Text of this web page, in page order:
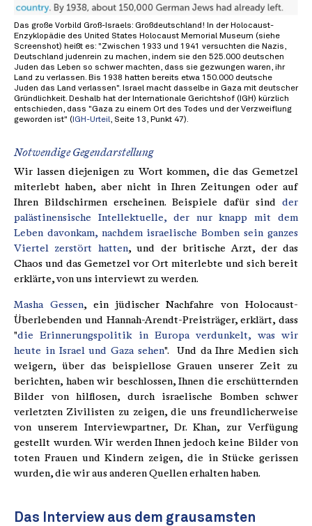
Das große Vorbild Groß-Israels: Großdeutschland! In der Holocaust-
Enzyklopädie des United States Holocaust Memorial Museum (siehe
Screenshot) heißt es: "Zwischen 1933 und 1941 versuchten die Nazis,
Deutschland judenrein zu machen, indem sie den 525.000 deutschen
Juden das Leben so schwer machten, dass sie gezwungen waren, ihr
Land zu verlassen. Bis 1938 hatten bereits etwa 150.000 deutsche
Juden das Land verlassen". Israel macht dasselbe in Gaza mit deutscher
Gründlichkeit. Deshalb hat der Internationale Gerichtshof (IGH) kürzlich
entschieden, dass "Gaza zu einem Ort des Todes und der Verzweiflung
geworden ist" ( IGH-Urteil, Seite 13, Punkt 47).
Notwendige Gegendarstellung
Wir lassen diejenigen zu Wort kommen, die das Gemetzel
miterlebt haben, aber nicht in Ihren Zeitungen oder auf
Ihren Bildschirmen erscheinen. Beispiele dafür sind der
palästinensische Intellektuelle, der nur knapp mit dem
Leben davonkam, nachdem israelische Bomben sein ganzes
Viertel zerstört hatten, und der britische Arzt, der das
Chaos und das Gemetzel vor Ort miterlebte und sich bereit
erklärte, von uns interviewt zu werden.
Masha Gessen, ein jüdischer Nachfahre von Holocaust-
Überlebenden und Hannah-Arendt-Preisträger, erklärt, dass
"die Erinnerungspolitik in Europa verdunkelt, was wir
heute in Israel und Gaza sehen". Und da Ihre Medien sich
weigern, über das beispiellose Grauen unserer Zeit zu
berichten, haben wir beschlossen, Ihnen die erschütternden
Bilder von hilflosen, durch israelische Bomben schwer
verletzten Zivilisten zu zeigen, die uns freundlicherweise
von unserem Interviewpartner, Dr. Khan, zur Verfügung
gestellt wurden. Wir werden Ihnen jedoch keine Bilder von
toten Frauen und Kindern zeigen, die in Stücke gerissen
wurden, die wir aus anderen Quellen erhalten haben.
Das Interview aus dem grausamsten